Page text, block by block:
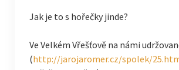
Jak je to s hořečky jinde?
Ve Velkém Vřešťově na námi
(http://jarojaromer.cz/spolek/